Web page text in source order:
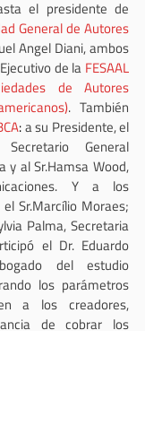
General de Autores
Angel Diani, ambos
de la FESAAL
de Autores
. También
: a su Presidente, el
General
y al Sr.Hamsa Wood,
Y a los
el Sr.Marcílio Moraes;
Palma, Secretaria
el Dr. Eduardo
del estudio
los parámetros
a los creadores,
de cobrar los